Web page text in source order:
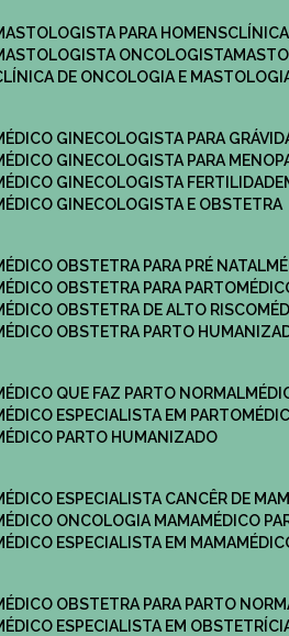
MASTOLOGISTA PARA HOMENS
MASTOLOGISTA ONCOLOGISTA
CLÍNICA DE ONCOLOGIA E
MÉDICO GINECOLOGISTA PARA
MÉDICO GINECOLOGISTA PARA
MÉDICO GINECOLOGISTA FERTILIDADE
MÉDICO GINECOLOGISTA E OBSTETRA
MÉDICO OBSTETRA PARA PRÉ NATAL
MÉDICO OBSTETRA PARA PARTO
MÉDICO OBSTETRA DE ALTO RISCO
MÉDICO OBSTETRA PARTO
MÉDICO QUE FAZ PARTO NORMAL
MÉDICO ESPECIALISTA EM PARTO
MÉDICO PARTO HUMANIZADO
MÉDICO ESPECIALISTA CANCÊR DE
MÉDICO ONCOLOGIA MAMA
MÉDICO
MÉDICO ESPECIALISTA EM MAMA
MÉDICO OBSTETRA PARA PARTO
MÉDICO ESPECIALISTA EM